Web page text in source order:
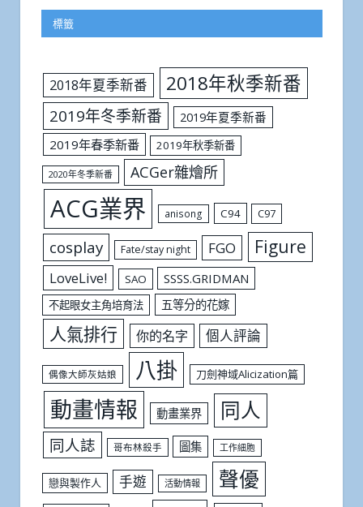
標籤
2018年夏季新番 2018年秋季新番
2019年冬季新番
2019年夏季新番
2019年春季新番
2019年秋季新番
2020年冬季新番 ACGer雜燴所
ACG業界 anisong C94 C97
cosplay Fate/stay night FGO Figure
LoveLive! SAO SSSS.GRIDMAN
不起眼女主角培育法 五等分的花嫁
人氣排行 你的名字 個人評論
偶像大師灰姑娘 八掛 刀劍神域Alicization篇
動畫情報 動畫業界 同人
同人誌 哥布林殺手 圖集 工作細胞
戀與製作人 手遊 活動情報 聲優